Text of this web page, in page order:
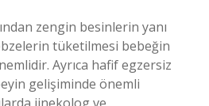
zengin besinlerin yanı
tüketilmesi bebeğin
Ayrıca hafif egzersiz
gelişiminde önemli